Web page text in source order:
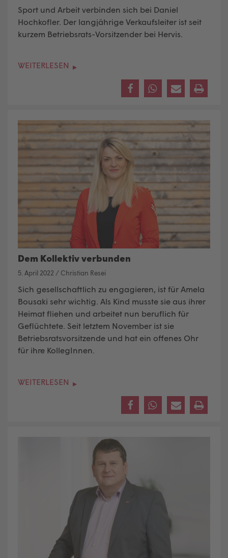
Sport und Arbeit verbinden sich bei Daniel
Hochkofler. Der langjährige Verkaufsleiter ist seit
kurzem Betriebsrats-Vorsitzender bei Hervis.
WEITERLESEN
Dem Kollektiv verbunden
5. April 2022 / Christian Resei
Sich gesellschaftlich zu engagieren, ist für Amela
Bousaki sehr wichtig. Als Kind musste sie aus ihrer
Heimat fliehen und arbeitet nun beruflich für
Geflüchtete. Seit letztem November ist sie
Betriebsratsvorsitzende und hat ein offenes Ohr
für ihre KollegInnen.
WEITERLESEN